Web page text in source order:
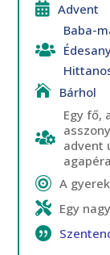
Advent
Baba-
Bárhol
Egy fő,
advent
A
Egy